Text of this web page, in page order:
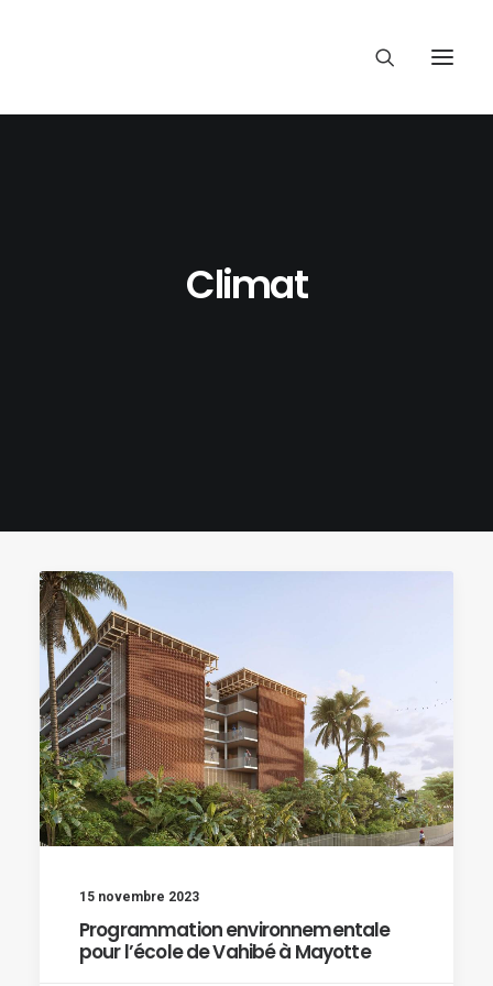
Climat
15 novembre 2023
Programmation environnementale
pour l’école de Vahibé à Mayotte